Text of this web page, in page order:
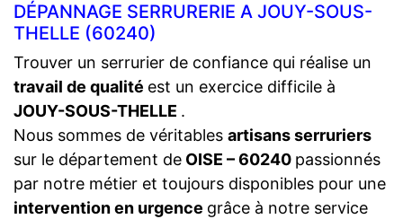
DÉPANNAGE SERRURERIE A JOUY-SOUS-
THELLE (60240)
Trouver un serrurier de confiance qui réalise un
travail de qualité est un exercice difficile à
JOUY-SOUS-THELLE .
Nous sommes de véritables artisans serruriers
sur le département de OISE – 60240 passionnés
par notre métier et toujours disponibles pour une
intervention en urgence grâce à notre service